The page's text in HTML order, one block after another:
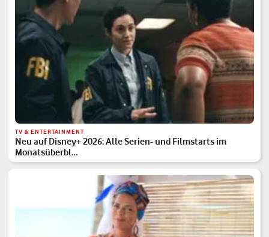
TV & ENTERTAINMENT
Neu auf Disney+ 2026: Alle Serien- und Filmstarts im
Monatsüberbl…